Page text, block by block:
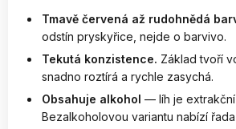
Tmavě červená až rudohnědá
odstín pryskyřice, nejde o barvivo.
Tekutá konzistence. Základ tvoří
snadno roztírá a rychle zasychá.
Obsahuje alkohol — líh je
Bezalkoholovou variantu nabízí řada